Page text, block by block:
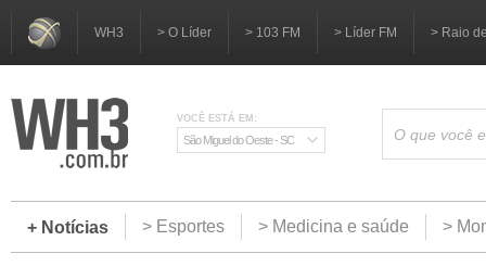
WH3 > O Líder > 103 FM > Líder FM > Raio
VOCÊ ESTÁ EM:
São Miguel do Oeste - SC
+ Notícias > Esportes > Medicina e saúde >